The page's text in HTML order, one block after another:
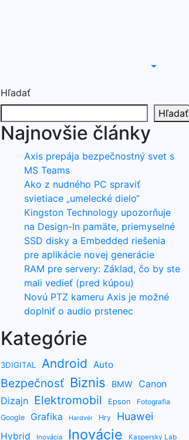
Hľadať
Hľadať
Najnovšie články
Axis prepája bezpečnostný svet s
MS Teams
Ako z nudného PC spraviť
svietiace „umelecké dielo“
Kingston Technology upozorňuje
na Design-In pamäte, priemyselné
SSD disky a Embedded riešenia
pre aplikácie novej generácie
RAM pre servery: Základ, čo by ste
mali vedieť (pred kúpou)
Novú PTZ kameru Axis je možné
doplniť o audio prstenec
Kategórie
3DIGITAL Android Auto
Bezpečnosť Biznis BMW Canon
Dizajn Elektromobil Epson
Fotografia
Google
Grafika Hardvér Hry Huawei
Hybrid Inovácia Inovácie Kaspersky Lab